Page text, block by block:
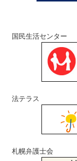
国民生活センター
法テラス
札幌弁護士会